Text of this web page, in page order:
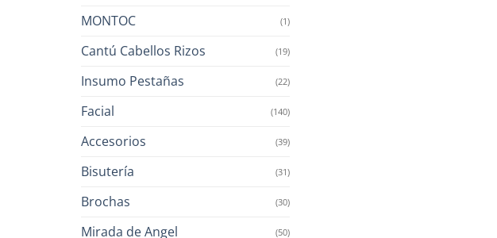
MONTOC (1)
Cantú Cabellos Rizos (19)
Insumo Pestañas (22)
Facial (140)
Accesorios (39)
Bisutería (31)
Brochas (30)
Mirada de Angel (50)